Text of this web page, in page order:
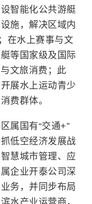
智能化公共游艇
施，解决区域内
在水上赛事与文
等国家级及国际
文旅消费；此
展水上运动青少
费群体。
属国有“交通+”
低空经济发展战
慧城市管理、应
企业开泰公司深
务，并同步布局
水产业运营商，